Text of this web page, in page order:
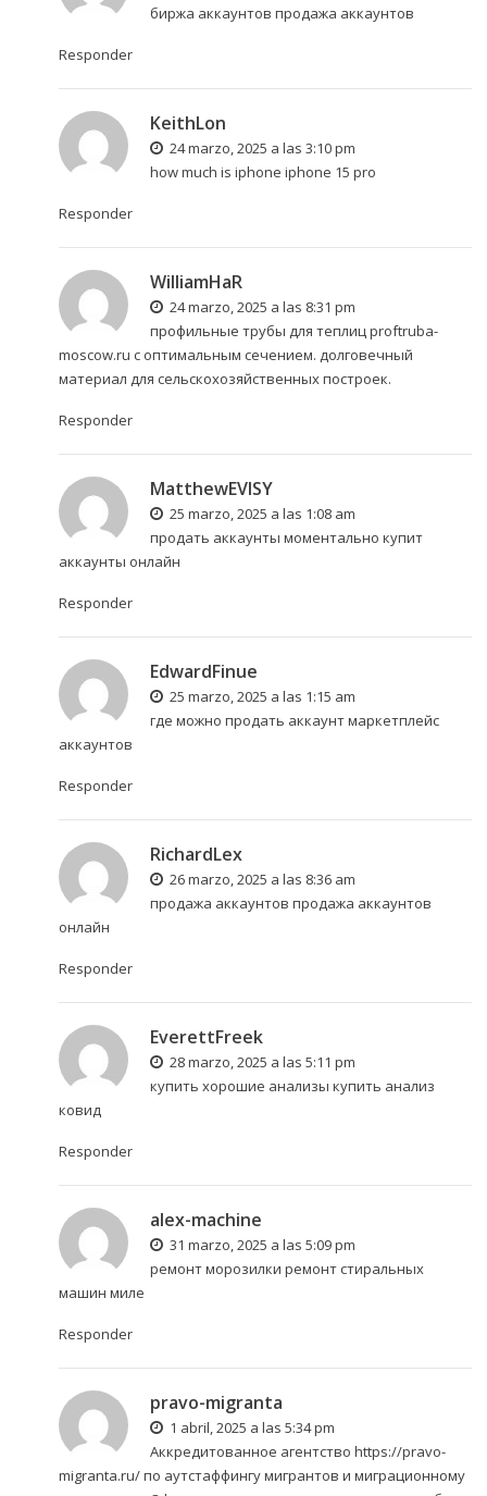
биржа аккаунтов продажа аккаунтов
Responder
KeithLon
24 marzo, 2025 a las 3:10 pm
how much is iphone iphone 15 pro
Responder
WilliamHaR
24 marzo, 2025 a las 8:31 pm
профильные трубы для теплиц proftruba-
moscow.ru с оптимальным сечением. долговечный
материал для сельскохозяйственных построек.
Responder
MatthewEVISY
25 marzo, 2025 a las 1:08 am
продать аккаунты моментально купит
аккаунты онлайн
Responder
EdwardFinue
25 marzo, 2025 a las 1:15 am
где можно продать аккаунтмаркетплейс
аккаунтов
Responder
RichardLex
26 marzo, 2025 a las 8:36 am
продажа аккаунтов продажа аккаунтов
онлайн
Responder
EverettFreek
28 marzo, 2025 a las 5:11 pm
купить хорошие анализы купить анализ
ковид
Responder
alex-machine
31 marzo, 2025 a las 5:09 pm
ремонт морозилки ремонт стиральных
машин миле
Responder
pravo-migranta
1 abril, 2025 a las 5:34 pm
Аккредитованное агентство https://pravo-
migranta.ru/по аутстаффингу мигрантов и миграционному